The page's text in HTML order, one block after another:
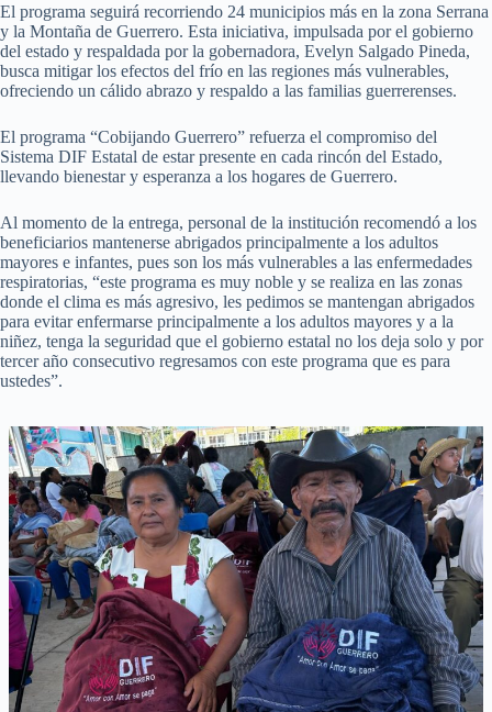
El programa seguirá recorriendo 24 municipios más en la zona Serrana
y la Montaña de Guerrero. Esta iniciativa, impulsada por el gobierno
del estado y respaldada por la gobernadora, Evelyn Salgado Pineda,
busca mitigar los efectos del frío en las regiones más vulnerables,
ofreciendo un cálido abrazo y respaldo a las familias guerrerenses.
El programa “Cobijando Guerrero” refuerza el compromiso del
Sistema DIF Estatal de estar presente en cada rincón del Estado,
llevando bienestar y esperanza a los hogares de Guerrero.
Al momento de la entrega, personal de la institución recomendó a los
beneficiarios mantenerse abrigados principalmente a los adultos
mayores e infantes, pues son los más vulnerables a las enfermedades
respiratorias, “este programa es muy noble y se realiza en las zonas
donde el clima es más agresivo, les pedimos se mantengan abrigados
para evitar enfermarse principalmente a los adultos mayores y a la
niñez, tenga la seguridad que el gobierno estatal no los deja solo y por
tercer año consecutivo regresamos con este programa que es para
ustedes”.